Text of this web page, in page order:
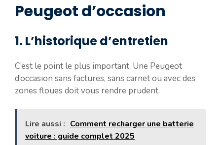
Peugeot d’occasion
1. L’historique d’entretien
C’est le point le plus important. Une Peugeot
d’occasion sans factures, sans carnet ou avec des
zones floues doit vous rendre prudent.
Lire aussi : Comment recharger une batterie
voiture : guide complet 2025